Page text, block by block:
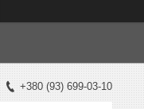
+380 (93) 699-03-10